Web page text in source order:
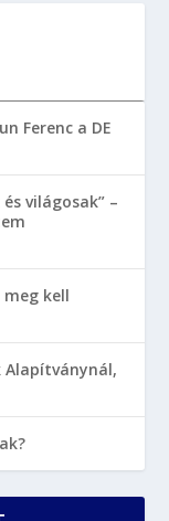
Ferenc a DE
világosak” –
kell
Alapítványnál,